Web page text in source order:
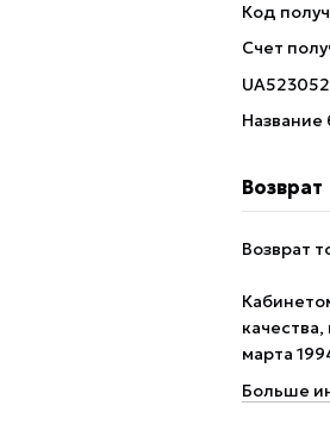
Код
Счет
Название
Возврат
Возврат
марта
Больше